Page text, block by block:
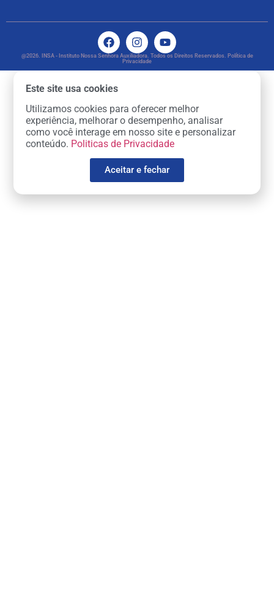
@2026. INSA - Instituto Nossa Senhora Auxiliadora. Todos os Direitos Reservados. Política de
Privacidade
Este site usa cookies
Utilizamos cookies para oferecer melhor
experiência, melhorar o desempenho, analisar
como você interage em nosso site e personalizar
conteúdo. Politicas de Privacidade
Aceitar e fechar